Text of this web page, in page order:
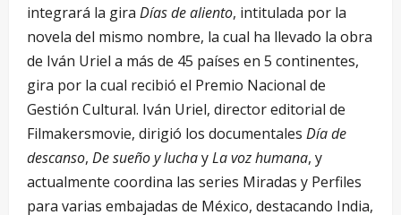
integrará la gira Días de aliento, intitulada por la
novela del mismo nombre, la cual ha llevado la obra
de Iván Uriel a más de 45 países en 5 continentes,
gira por la cual recibió el Premio Nacional de
Gestión Cultural. Iván Uriel, director editorial de
Filmakersmovie, dirigió los documentales Día de
descanso, De sueño y luchayLa voz humana, y
actualmente coordina las series Miradas y Perfiles
para varias embajadas de México, destacando India,